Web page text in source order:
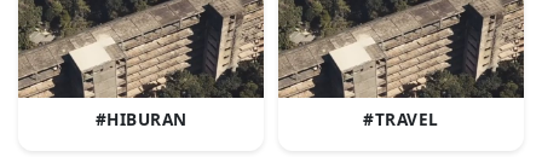
#HIBURAN #TRAVEL